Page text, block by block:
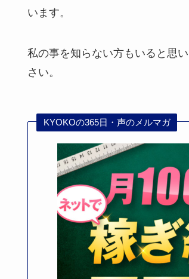
います。
私の事を知らない方もいると思
さい。
KYOKOの365日・声のメルマガ